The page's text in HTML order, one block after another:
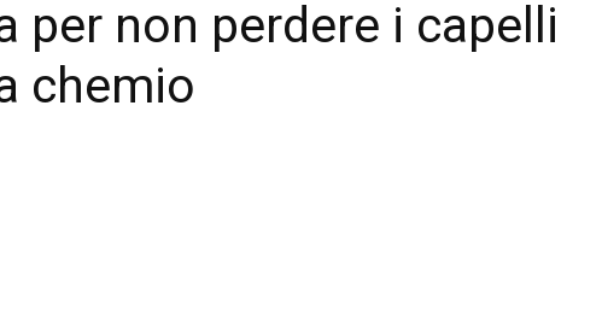
per non perdere i capelli
chemio